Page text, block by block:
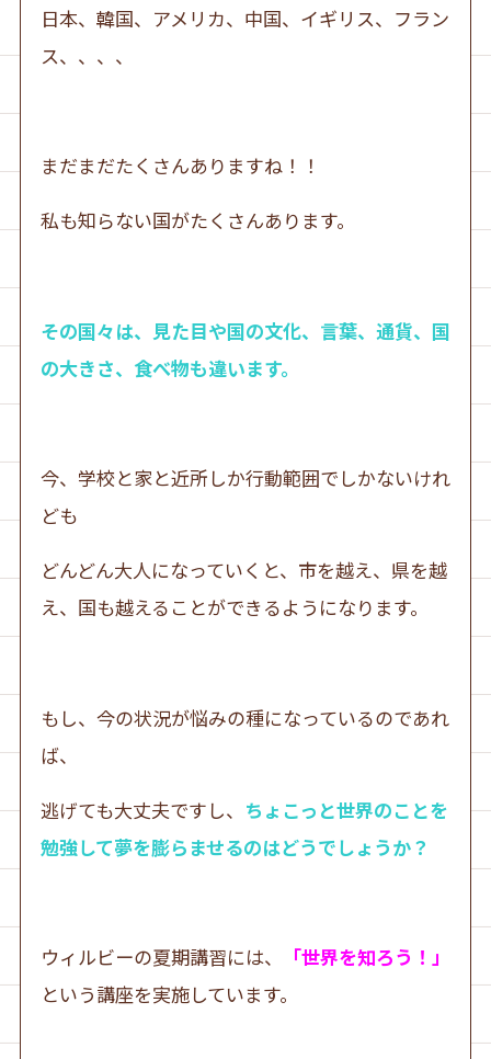
日本、韓国、アメリカ、中国、イギリス、フラン
ス、、、、
まだまだたくさんありますね！！
私も知らない国がたくさんあります。
その国々は、見た目や国の文化、言葉、通貨、国
の大きさ、食べ物も違います。
今、学校と家と近所しか行動範囲でしかないけれ
ども
どんどん大人になっていくと、市を越え、県を越
え、国も越えることができるようになります。
もし、今の状況が悩みの種になっているのであれ
ば、
逃げても大丈夫ですし、 ちょこっと世界のことを
勉強して夢を膨らませるのはどうでしょうか？
ウィルビーの夏期講習には、
「世界を知ろう！」
という講座を実施しています。